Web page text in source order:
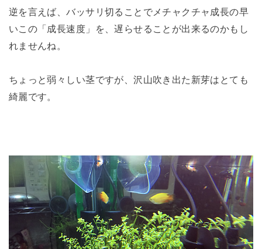
逆を言えば、バッサリ切ることでメチャクチャ成長の早
いこの「成長速度」を、遅らせることが出来るのかもし
れませんね。
ちょっと弱々しい茎ですが、沢山吹き出た新芽はとても
綺麗です。